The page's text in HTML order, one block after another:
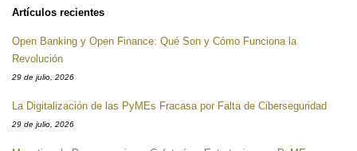
Artículos recientes
Open Banking y Open Finance: Qué Son y Cómo Funciona la
Revolución
29 de julio, 2026
La Digitalización de las PyMEs Fracasa por Falta de Ciberseguridad
29 de julio, 2026